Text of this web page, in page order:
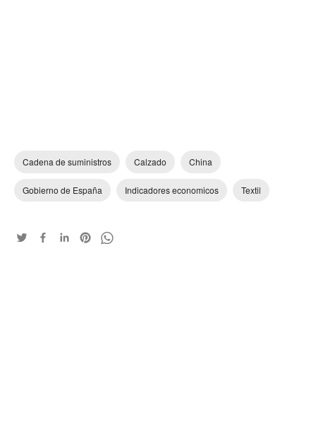
Cadena de suministros Calzado China
Gobierno de España Indicadores economicos Textil